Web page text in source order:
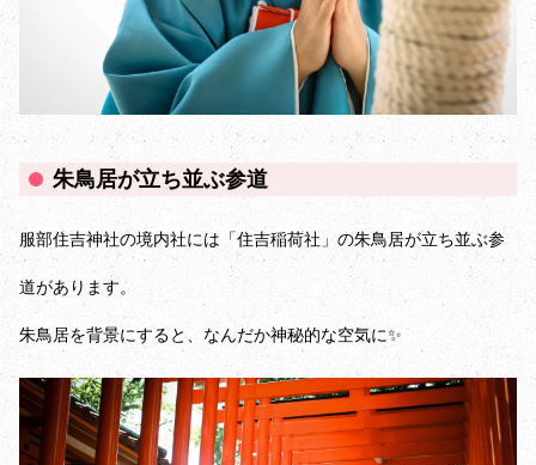
朱鳥居が立ち並ぶ参道
服部住吉神社の境内社には「住吉稲荷社」の朱鳥居が立ち並ぶ参
道があります。
朱鳥居を背景にすると、なんだか神秘的な空気に✨